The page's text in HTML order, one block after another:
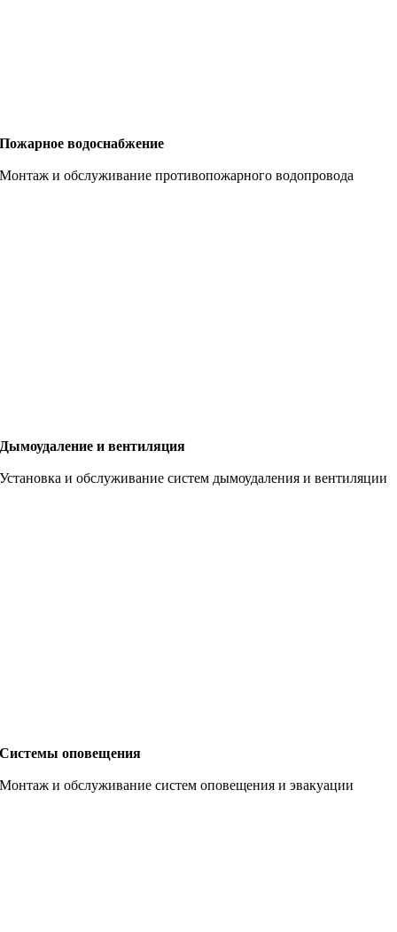
Пожарное водоснабжение
Монтаж и обслуживание противопожарного водопровода
Дымоудаление и вентиляция
Установка и обслуживание систем дымоудаления и вентиляции
Системы оповещения
Монтаж и обслуживание систем оповещения и эвакуации